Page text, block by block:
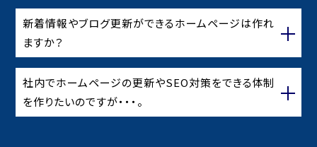
新着情報やブログ更新ができるホームページは作れ
ますか？
社内でホームページの更新やSEO対策をできる体制
を作りたいのですが・・・。